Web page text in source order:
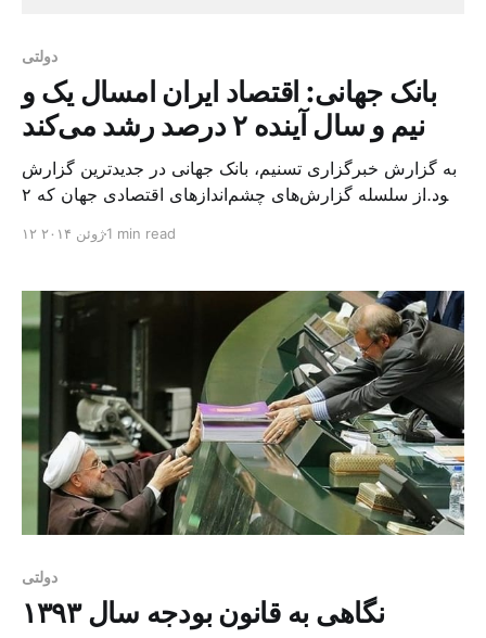
دولتی
بانک جهانی: اقتصاد ایران امسال یک و
نیم و سال آینده ۲ درصد رشد می‌کند
به گزارش خبرگزاری تسنیم، بانک جهانی در جدیدترین گزارش
خود از سلسله گزارش‌های چشم‌اندازهای اقتصادی جهان که ۲
جاری میلادی را ۱٫۵ درصد پیش‌بینی کرد. این نهاد بین المللی
۱٫۵درصدی را برای اقتصاد ایران در [
۱۲ ژوئن ۲۰۱۴1 min read
دولتی
نگاهی به قانون بودجه سال ۱۳۹۳